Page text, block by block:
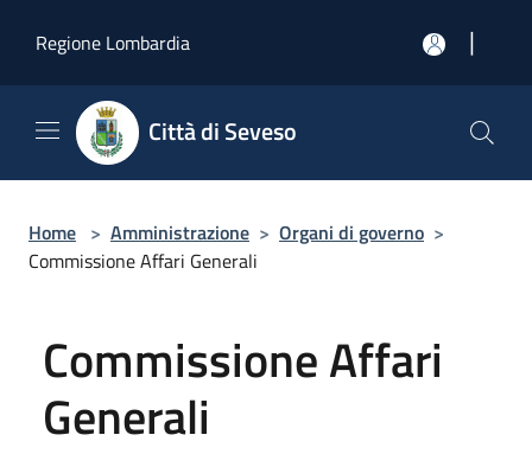
Regione Lombardia
|
Città di Seveso
Home > Amministrazione > Organi di governo >
Commissione Affari Generali
Commissione Affari
Generali